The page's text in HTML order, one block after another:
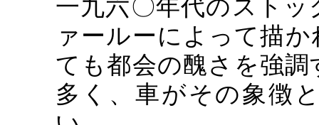
ァールーによって描
ても都会の醜さを強
多く、車がその象徴